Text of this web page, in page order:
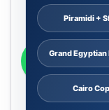
Piramidi +
Grand Egyptian
Cairo